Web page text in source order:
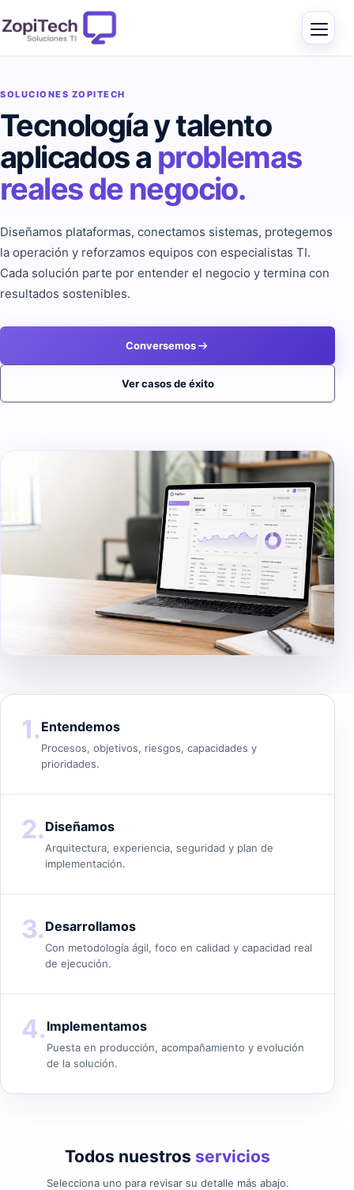
SOLUCIONES ZOPITECH
Tecnología y talento
aplicados a problemas
reales de negocio.
Diseñamos plataformas, conectamos sistemas, protegemos
la operación y reforzamos equipos con especialistas TI.
Cada solución parte por entender el negocio y termina con
resultados sostenibles.
Conversemos
Ver casos de éxito
1. Entendemos
Procesos, objetivos, riesgos, capacidades y
prioridades.
2. Diseñamos
Arquitectura, experiencia, seguridad y plan de
implementación.
3. Desarrollamos
Con metodología ágil, foco en calidad y capacidad real
de ejecución.
4. Implementamos
Puesta en producción, acompañamiento y evolución
de la solución.
Todos nuestros servicios
Selecciona uno para revisar su detalle más abajo.